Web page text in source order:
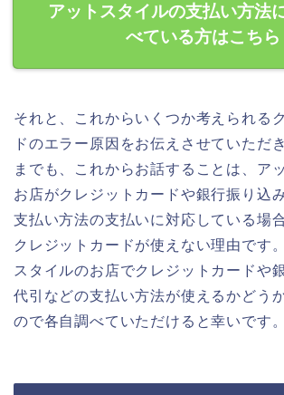
アットスタイルの支払い方法
べている方はこちら
それと、これからいくつか考えられる
ドのエラー原因をお伝えさせていただ
までも、これからお話することは、ア
お店がクレジットカードや銀行振り込
支払い方法の支払いに対応している場
クレジットカードが使えない理由です
スタイルのお店でクレジットカードや
代引などの支払い方法が使えるかどう
ので各自調べていただけると幸いです。